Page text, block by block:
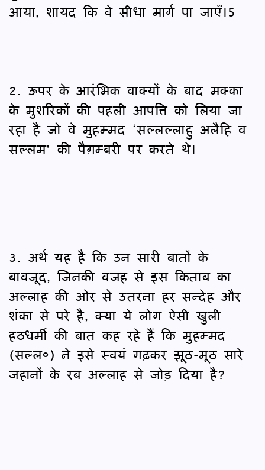
आया, शायद कि वे सीधा मार्ग पा जाएँ।5
2. ऊपर के आरंभिक वाक्यों के बाद मक्का
के मुशरिकों की पहली आपत्ति को लिया जा
रहा है जो वे मुहम्मद ‘सल्लल्लाहु अलैहि व
सल्लम’ की पैग़म्बरी पर करते थे।
3. अर्थ यह है कि उन सारी बातों के
बावजूद, जिनकी वजह से इस किताब का
अल्लाह की ओर से उतरना हर सन्देह और
शंका से परे है, क्या ये लोग ऐसी खुली
हठधर्मी की बात कह रहे हैं कि मुहम्मद
(सल्ल०) ने इसे स्वयं गढ़कर झूठ-मूठ सारे
जहानों के रब अल्लाह से जोड़ दिया है?